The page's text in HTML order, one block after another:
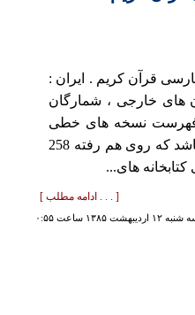
قرآن کريم . ایران :
های خارجی ، شمارگان
ی فهرست نسخه های خطی
ترجمه های قرآن به زبان فارسی در ایران و خارج از ایران می باشد که روی هم رفته 258
[ . . . ادامه مطلب ]
۱۲ ارديبهشت ۱۳۸۵ ساعت ۰:۵۵